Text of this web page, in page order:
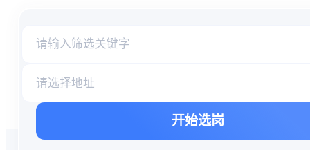
请选择地址
开始选岗